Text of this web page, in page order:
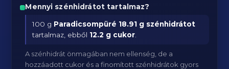
Mennyi szénhidrátot tartalmaz?
100 g Paradicsompüré 18.91 g szénhidrátot
tartalmaz, ebből 12.2 g cukor
A szénhidrát önmagában nem ellenség, de a
hozzáadott cukor és a finomított szénhidrátok gyors